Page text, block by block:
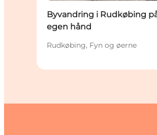
Byvandring i Rudkøbing
egen hånd
Rudkøbing, Fyn og øerne